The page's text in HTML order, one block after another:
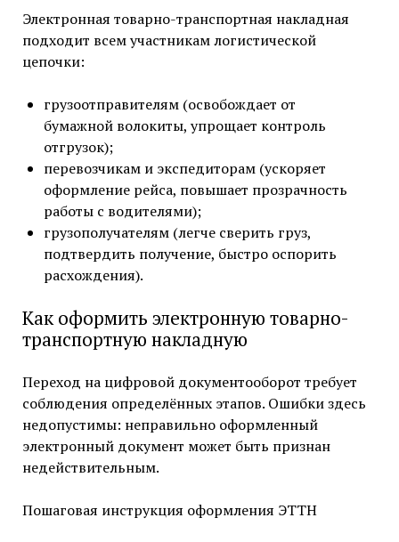
Электронная товарно-транспортная накладная
подходит всем участникам логистической
цепочки:
грузоотправителям (освобождает от
бумажной волокиты, упрощает контроль
отгрузок);
перевозчикам и экспедиторам (ускоряет
оформление рейса, повышает прозрачность
работы с водителями);
грузополучателям (легче сверить груз,
подтвердить получение, быстро оспорить
расхождения).
Как оформить электронную товарно-
транспортную накладную
Переход на цифровой документооборот требует
соблюдения определённых этапов. Ошибки здесь
недопустимы: неправильно оформленный
электронный документ может быть признан
недействительным.
Пошаговая инструкция оформления ЭТТН